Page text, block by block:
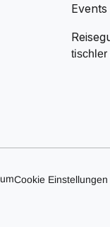
Events
tischler
Cookie Einstellungen